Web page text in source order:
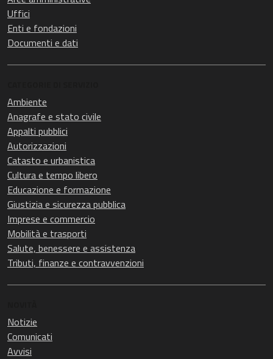
Uffici
Enti e fondazioni
Documenti e dati
Ambiente
Anagrafe e stato civile
Appalti pubblici
Autorizzazioni
Catasto e urbanistica
Cultura e tempo libero
Educazione e formazione
Giustizia e sicurezza pubblica
Imprese e commercio
Mobilità e trasporti
Salute, benessere e assistenza
Tributi, finanze e contravvenzioni
Notizie
Comunicati
Avvisi